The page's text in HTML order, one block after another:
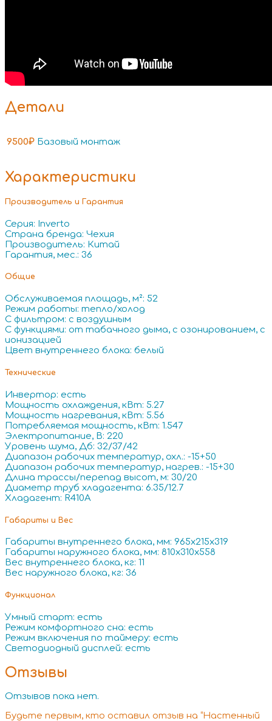
Детали
9500₽ Базовый монтаж
Характеристики
Производитель и Гарантия
Серия: Inverto
Страна бренда: Чехия
Производитель: Китай
Гарантия, мес.: 36
Общие
Обслуживаемая площадь, м²: 52
Режим работы: тепло/холод
С фильтром: с воздушным
С функциями: от табачного дыма, с озонированием, с
ионизацией
Цвет внутреннего блока: белый
Технические
Инвертор: есть
Мощность охлаждения, кВт: 5.27
Мощность нагревания, кВт: 5.56
Потребляемая мощность, кВт: 1.547
Электропитание, В: 220
Уровень шума, Дб: 32/37/42
Диапазон рабочих температур, охл.: -15+50
Диапазон рабочих температур, нагрев.: -15+30
Длина трассы/перепад высот, м: 30/20
Диаметр труб хладагента: 6.35/12.7
Хладагент: R410A
Габариты и Вес
Габариты внутреннего блока, мм: 965x215x319
Габариты наружного блока, мм: 810x310x558
Вес внутреннего блока, кг: 11
Вес наружного блока, кг: 36
Функционал
Умный старт: есть
Режим комфортного сна: есть
Режим включения по таймеру: есть
Светодиодный дисплей: есть
Отзывы
Отзывов пока нет.
Будьте первым, кто оставил отзыв на “Настенный